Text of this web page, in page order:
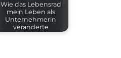
Wie das Lebensrad
mein Leben als
Unternehmerin
veränderte